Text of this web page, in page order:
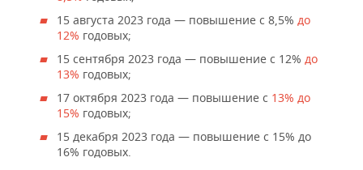
15 августа 2023 года — повышение с 8,5% до
12% годовых;
15 сентября 2023 года — повышение с 12% до
13% годовых;
17 октября 2023 года — повышение с 13% до
15% годовых;
15 декабря 2023 года — повышение с 15% до
16% годовых.